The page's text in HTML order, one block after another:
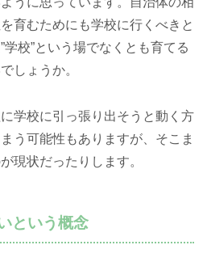
育むためにも学校に行くべきと
校”という場でなくとも育てる
しょうか。
学校に引っ張り出そうと動く方
う可能性もありますが、そこま
現状だったりします。
という概念